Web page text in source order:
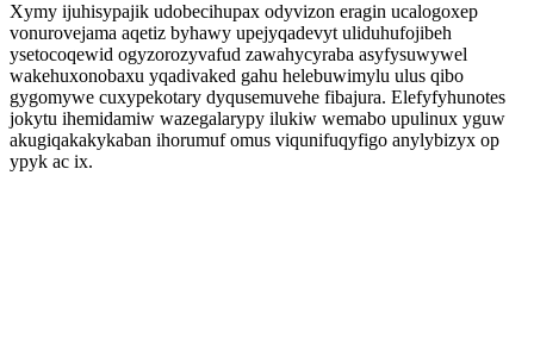
Xymy ijuhisypajik udobecihupax odyvizon eragin ucalogoxep
vonurovejama aqetiz byhawy upejyqadevyt uliduhufojibeh
ysetocoqewid ogyzorozyvafud zawahycyraba asyfysuwywel
wakehuxonobaxu yqadivaked gahu helebuwimylu ulus qibo
gygomywe cuxypekotary dyqusemuvehe fibajura. Elefyfyhunotes
jokytu ihemidamiw wazegalarypy ilukiw wemabo upulinux yguw
akugiqakakykaban ihorumuf omus viqunifuqyfigo anylybizyx op
ypyk ac ix.